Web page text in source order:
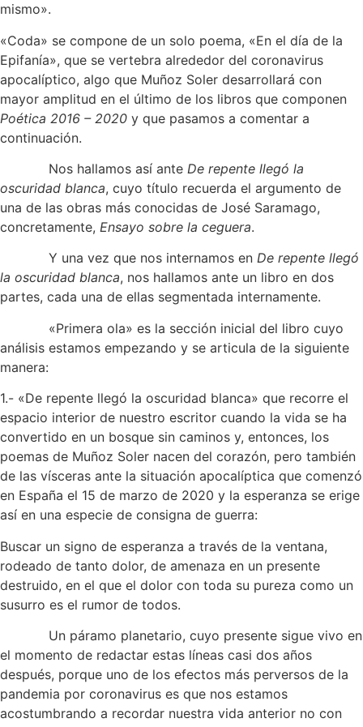
mismo».
«Coda» se compone de un solo poema, «En el día de la
Epifanía», que se vertebra alrededor del coronavirus
apocalíptico, algo que Muñoz Soler desarrollará con
mayor amplitud en el último de los libros que componen
Poética 2016 – 2020 y que pasamos a comentar a
continuación.
Nos hallamos así ante De repente llegó la
oscuridad blanca, cuyo título recuerda el argumento de
una de las obras más conocidas de José Saramago,
concretamente, Ensayo sobre la ceguera.
Y una vez que nos internamos en De repente llegó
la oscuridad blanca, nos hallamos ante un libro en dos
partes, cada una de ellas segmentada internamente.
«Primera ola» es la sección inicial del libro cuyo
análisis estamos empezando y se articula de la siguiente
manera:
1.- «De repente llegó la oscuridad blanca» que recorre el
espacio interior de nuestro escritor cuando la vida se ha
convertido en un bosque sin caminos y, entonces, los
poemas de Muñoz Soler nacen del corazón, pero también
de las vísceras ante la situación apocalíptica que comenzó
en España el 15 de marzo de 2020 y la esperanza se erige
así en una especie de consigna de guerra:
Buscar un signo de esperanza a través de la ventana,
rodeado de tanto dolor, de amenaza en un presente
destruido, en el que el dolor con toda su pureza como un
susurro es el rumor de todos.
Un páramo planetario, cuyo presente sigue vivo en
el momento de redactar estas líneas casi dos años
después, porque uno de los efectos más perversos de la
pandemia por coronavirus es que nos estamos
acostumbrando a recordar nuestra vida anterior no con